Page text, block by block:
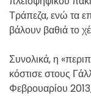
Τράπεζα, ενώ τα
βάλουν βαθιά το
Συνολικά, η
κόστισε στους
Φεβρουαρίου